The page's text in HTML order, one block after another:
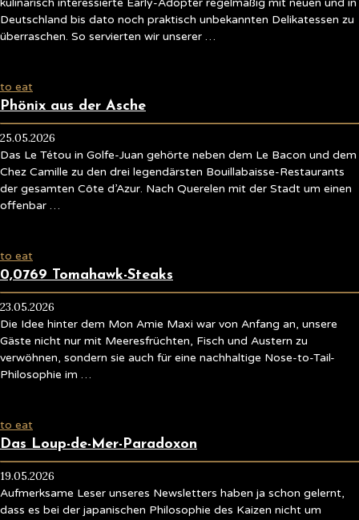
kulinarisch interessierte Early-Adopter regelmäßig mit neuen und in
Deutschland bis dato noch praktisch unbekannten Delikatessen zu
überraschen. So servierten wir unserer …
to eat
Phönix aus der Asche
25.05.2026
Das Le Tétou in Golfe-Juan gehörte neben dem Le Bacon und dem
Chez Camille zu den drei legendärsten Bouillabaisse-Restaurants
der gesamten Côte d’Azur. Nach Querelen mit der Stadt um einen
offenbar …
to eat
0,0769 Tomahawk-Steaks
23.05.2026
Die Idee hinter dem Mon Amie Maxi war von Anfang an, unsere
Gäste nicht nur mit Meeresfrüchten, Fisch und Austern zu
verwöhnen, sondern sie auch für eine nachhaltige Nose-to-Tail-
Philosophie im …
to eat
Das Loup-de-Mer-Paradoxon
19.05.2026
Aufmerksame Leser unseres Newsletters haben ja schon gelernt,
dass es bei der japanischen Philosophie des Kaizen nicht um